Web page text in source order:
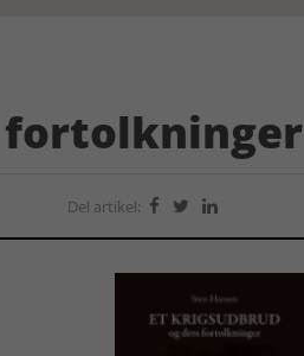
fortolkninger
Del artikel:   